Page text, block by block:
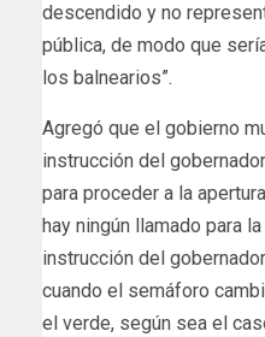
descendido y no
pública, de modo que
los balnearios”.
Agregó que el gobierno
instrucción del
para proceder a la
hay ningún llamado para
instrucción del
cuando el semáforo
el verde, según sea el